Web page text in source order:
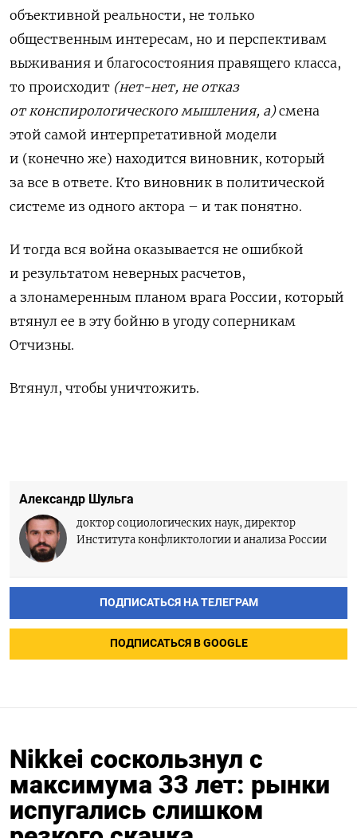
объективной реальности, не только
общественным интересам, но и перспективам
выживания и благосостояния правящего класса,
то происходит (нет-нет, не отказ
от конспирологического мышления, а)смена
этой самой интерпретативной модели
и (конечно же) находится виновник, который
за все в ответе. Кто виновник в политической
системе из одного актора – и так понятно.
И тогда вся война оказывается не ошибкой
и результатом неверных расчетов,
а злонамеренным планом врага России, который
втянул ее в эту бойню в угоду соперникам
Отчизны.
Втянул, чтобы уничтожить.
Александр Шульга
доктор социологических наук, директор
Института конфликтологии и анализа России
ПОДПИСАТЬСЯ НА ТЕЛЕГРАМ
ПОДПИСАТЬСЯ В GOOGLE
Nikkei соскользнул с
максимума 33 лет: рынки
испугались слишком